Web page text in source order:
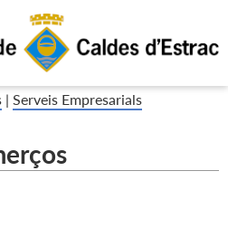
| Serveis Empresarials